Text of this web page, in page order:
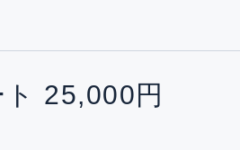
25,000円